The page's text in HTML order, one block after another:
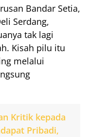
Bandar Setia,
Serdang,
tak lagi
Kisah pilu itu
melalui
Kritik kepada
Pribadi,